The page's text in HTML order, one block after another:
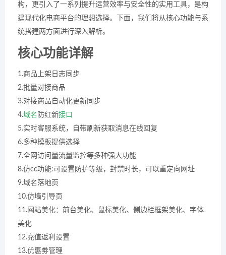
构，更引入了一系列提升运营效率与安全性的实用工具，是构
建现代化电商平台的理想选择。下面，我们将从核心功能与系
统搭建两方面进行深入解析。
核心功能详解
1.商品上架日志同步
2.批量对接商品
3.对接商品自动化更新同步
4.域名 防红新接口
5.实时客服系统，自带刷新获取消息在线回复
6.多种模板提供选择
7.全网访问量流量监控等多种强大功能
8.仿cc功能:可设置防护等级，封禁时长，可以重定向网址
9.域名落地页
10.仿墙引导页
11.网站美化：前台美化、鼠标美化、侧边栏框架美化、字体
美化
12.充值返利设置
13.优惠劵管理